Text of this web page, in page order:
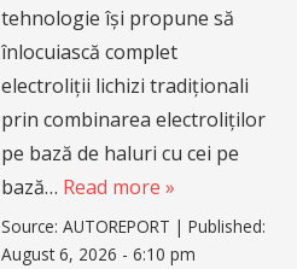
tehnologie își propune să
înlocuiască complet
electroliții lichizi tradiționali
prin combinarea electroliților
pe bază de haluri cu cei pe
bază… Read more »
Source:AUTOREPORT |Published:
August 6, 2026 - 6:10 pm